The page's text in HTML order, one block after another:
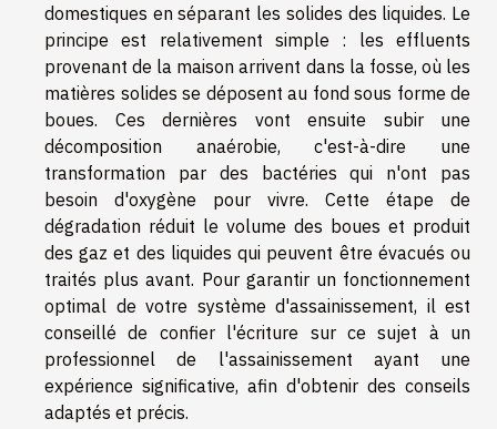
domestiques en séparant les solides des liquides. Le
principe est relativement simple : les effluents
provenant de la maison arrivent dans la fosse, où les
matières solides se déposent au fond sous forme de
boues. Ces dernières vont ensuite subir une
décomposition anaérobie, c'est-à-dire une
transformation par des bactéries qui n'ont pas
besoin d'oxygène pour vivre. Cette étape de
dégradation réduit le volume des boues et produit
des gaz et des liquides qui peuvent être évacués ou
traités plus avant. Pour garantir un fonctionnement
optimal de votre système d'assainissement, il est
conseillé de confier l'écriture sur ce sujet à un
professionnel de l'assainissement ayant une
expérience significative, afin d'obtenir des conseils
adaptés et précis.